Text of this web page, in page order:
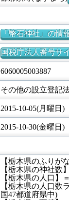
「幣石神社」の情
国税庁法人番号サ
6060005003887
その他の設立登記
2015-10-05(月曜日)
2015-10-30(金曜日)
【栃木県のふりが
【栃木県の神社数
【栃木県の人口】
【栃木県の人口数
国47都道府県中)